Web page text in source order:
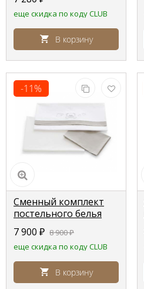
еще скидка по коду CLUB
В корзину
-11%
Сменный комплект
постельного белья
Pali Bonnie
7 900 ₽ 8 900₽
еще скидка по коду CLUB
В корзину